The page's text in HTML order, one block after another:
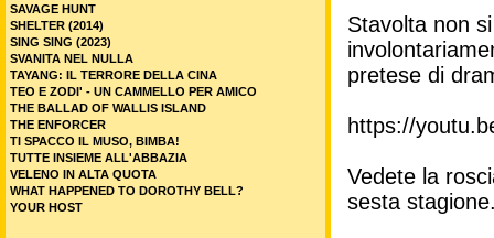
Stavolta non
pretese di
https://
Vedete la
sesta
SAVAGE HUNT
SHELTER (2014)
SING SING (2023)
SVANITA NEL NULLA
TAYANG: IL TERRORE DELLA CINA
TEO E ZODI' - UN CAMMELLO PER AMICO
THE BALLAD OF WALLIS ISLAND
THE ENFORCER
TI SPACCO IL MUSO, BIMBA!
TUTTE INSIEME ALL'ABBAZIA
VELENO IN ALTA QUOTA
WHAT HAPPENED TO DOROTHY BELL?
YOUR HOST